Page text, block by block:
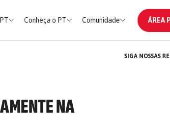
Conheça o PT Comunidade ÁREA
SIGA NOSSAS
NA